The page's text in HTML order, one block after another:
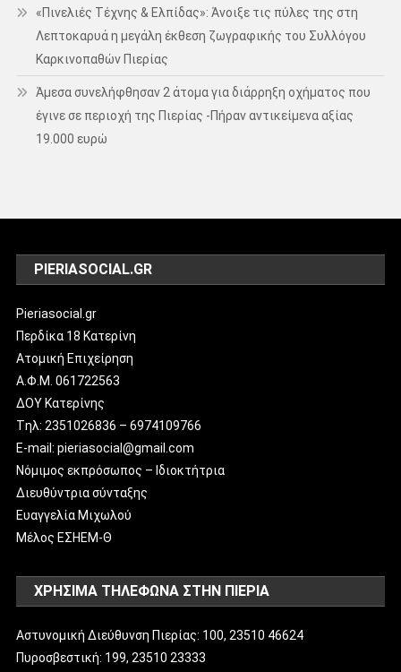
«Πινελιές Τέχνης & Ελπίδας»: Άνοιξε τις πύλες της στη
Λεπτοκαρυά η μεγάλη έκθεση ζωγραφικής του Συλλόγου
Καρκινοπαθών Πιερίας
Άμεσα συνελήφθησαν 2 άτομα για διάρρηξη οχήματος που
έγινε σε περιοχή της Πιερίας -Πήραν αντικείμενα αξίας
19.000 ευρώ
PIERIASOCIAL.GR
Pieriasocial.gr
Περδίκα 18 Κατερίνη
Ατομική Επιχείρηση
Α.Φ.Μ. 061722563
ΔΟΥ Κατερίνης
Tηλ: 2351026836 – 6974109766
E-mail: pieriasocial@gmail.com
Νόμιμος εκπρόσωπος – Ιδιοκτήτρια
Διευθύντρια σύνταξης
Ευαγγελία Μιχωλού
Μέλος ΕΣΗΕΜ-Θ
ΧΡΗΣΙΜΑ ΤΗΛΕΦΩΝΑ ΣΤΗΝ ΠΙΕΡΙΑ
Αστυνομική Διεύθυνση Πιερίας: 100, 23510 46624
Πυροσβεστική: 199, 23510 23333